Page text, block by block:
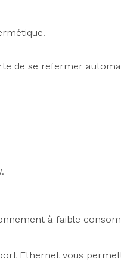
de se refermer
à faible
Ethernet vous